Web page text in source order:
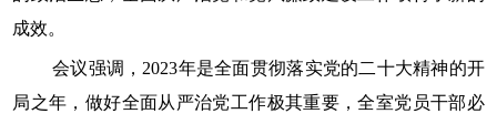
成效。
会议强调，2023年是全面贯彻落实党的二十大精神的开
局之年，做好全面从严治党工作极其重要，全室党员干部必